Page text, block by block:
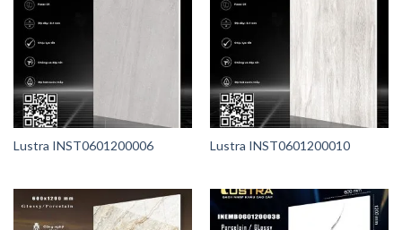
Lustra INST0601200006 Lustra INST0601200010